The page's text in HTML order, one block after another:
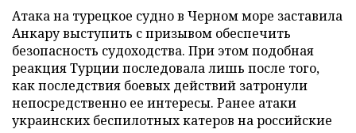
Атака на турецкое судно в Черном море заставила
Анкару выступить с призывом обеспечить
безопасность судоходства. При этом подобная
реакция Турции последовала лишь после того,
как последствия боевых действий затронули
непосредственно ее интересы. Ранее атаки
украинских беспилотных катеров на российские